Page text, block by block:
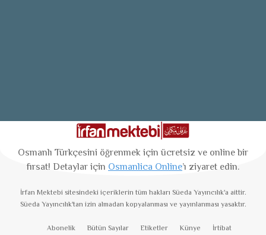
Osmanlı Türkçesini öğrenmek için ücretsiz ve online bir
fırsat! Detaylar için Osmanlica Online’ı ziyaret edin.
İrfan Mektebi sitesindeki içeriklerin tüm hakları Süeda Yayıncılık'a aittir.
Süeda Yayıncılık'tan izin almadan kopyalanması ve yayınlanması yasaktır.
Abonelik Bütün Sayılar Etiketler Künye İrtibat